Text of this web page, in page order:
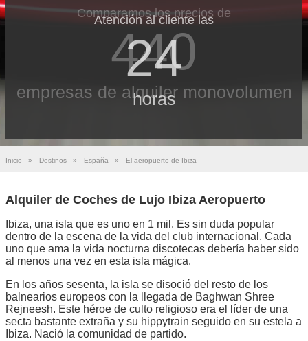
Comparamos los precios de
440
empresas de alquiler monovolumen
Atención al cliente las
24
horas
Inicio » Destinos » España » El aeropuerto de Ibiza
Alquiler de Coches de Lujo Ibiza Aeropuerto
Ibiza, una isla que es uno en 1 mil. Es sin duda popular
dentro de la escena de la vida del club internacional. Cada
uno que ama la vida nocturna discotecas debería haber sido
al menos una vez en esta isla mágica.
En los años sesenta, la isla se disoció del resto de los
balnearios europeos con la llegada de Baghwan Shree
Rejneesh. Este héroe de culto religioso era el líder de una
secta bastante extraña y su hippytrain seguido en su estela a
Ibiza. Nació la comunidad de partido.